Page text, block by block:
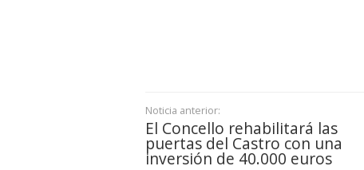
Noticia anterior:
El Concello rehabilitará las
puertas del Castro con una
inversión de 40.000 euros